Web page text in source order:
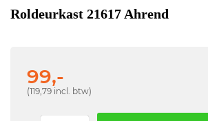
Roldeurkast 21617 Ahrend
99,-
(119,79 incl. btw)